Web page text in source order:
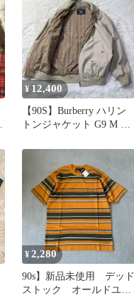
¥ 12,400
【90S】Burberry ハリン
トンジャケット G9 M ノ
¥2,280
90s】新品未使用 デッド
ストック オールドユニ